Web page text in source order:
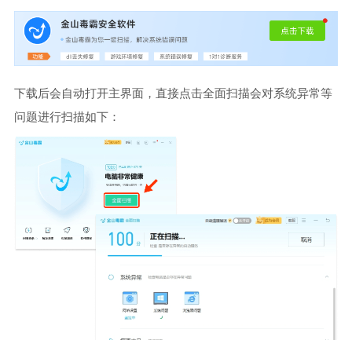
下载后会自动打开主界面，直接点击全面扫描会对系统异常等
问题进行扫描如下：